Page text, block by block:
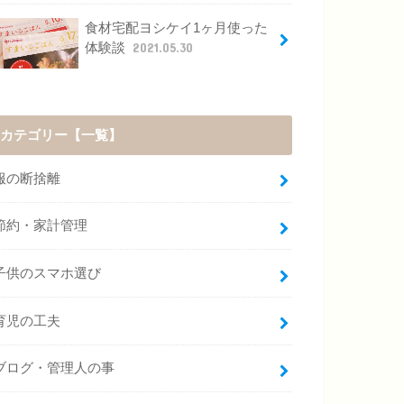
食材宅配ヨシケイ1ヶ月使った
体験談
2021.05.30
カテゴリー【一覧】
の断捨離
約・家計管理
供のスマホ選び
児の工夫
ログ・管理人の事